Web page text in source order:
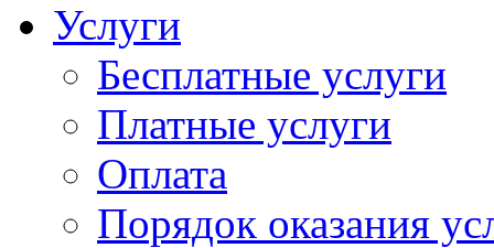
Услуги
Бесплатные услуги
Платные услуги
Оплата
Порядок оказания